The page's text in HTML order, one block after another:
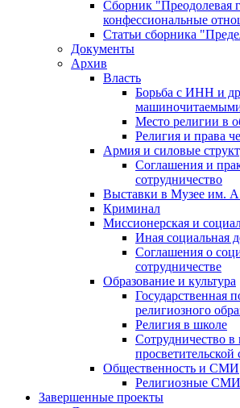
Сборник "Преодолевая
конфессиональные
Статьи сборника
Документы
Архив
Власть
Борьба с ИНН и
Место религии в
Религия и права
Армия и силовые
Соглашения и
сотрудничество
Выставки в Музее им.
Криминал
Миссионерская и
Иная социальная
Соглашения о
сотрудничестве
Образование и культура
Государственная
религиозного
Религия в школе
Сотрудничество в
просветительской
Общественность и СМИ
Религиозные СМИ
Завершенные проекты